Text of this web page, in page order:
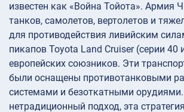
известен как «Война Тойота». Армия
танков, самолетов, вертолетов и
для противодействия ливийским
пикапов Toyota Land Cruiser (серии 40
европейских союзников. Эти
были оснащены противотанковыми
системами и безоткатными
нетрадиционный подход, эта